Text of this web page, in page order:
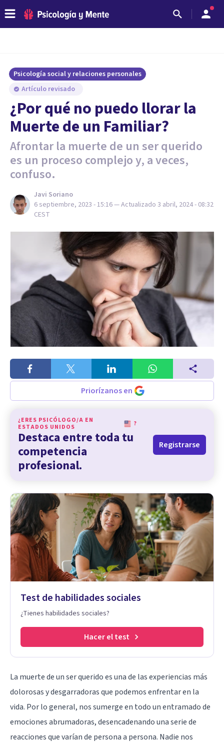
Psicología social y relaciones personales
Artículo revisado
¿Por qué no puedo llorar la
Muerte de un Familiar?
Afrontar la muerte de un ser querido
es un proceso complejo y, a veces,
confuso.
Javi Soriano
6 septiembre, 2023 - 15:16— Actualizado 3 abril, 2024 - 08:32
CEST
Priorízanos en
¿ERES PSICÓLOGO/A EN
ESTADOS UNIDOS
?
Destaca entre toda tu
competencia
profesional.
Registrarse
Test de habilidades sociales
¿Tienes habilidades sociales?
Hacer el test
La muerte de un ser querido es una de las experiencias más
dolorosas y desgarradoras que podemos enfrentar en la
vida. Por lo general, nos sumerge en todo un entramado de
emociones abrumadoras, desencadenando una serie de
reacciones que varían de persona a persona. Nadie nos